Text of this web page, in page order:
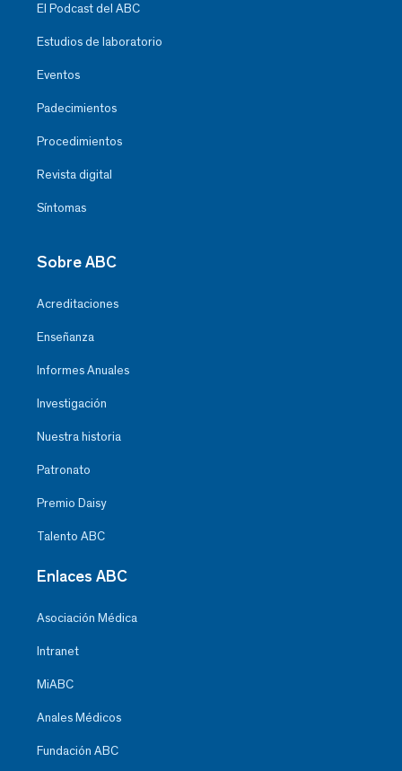
El Podcast del ABC
Estudios de laboratorio
Eventos
Padecimientos
Procedimientos
Revista digital
Síntomas
Sobre ABC
Acreditaciones
Enseñanza
Informes Anuales
Investigación
Nuestra historia
Patronato
Premio Daisy
Talento ABC
Enlaces ABC
Asociación Médica
Intranet
MiABC
Anales Médicos
Fundación ABC